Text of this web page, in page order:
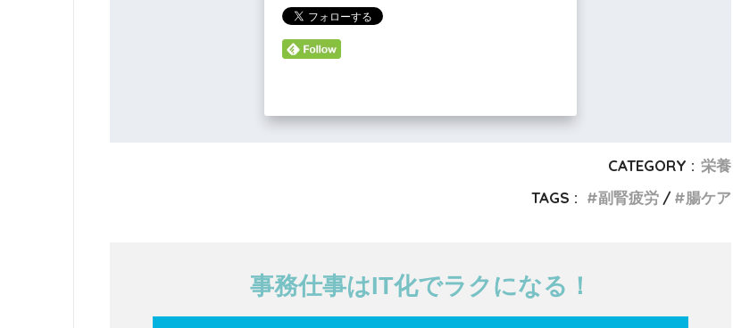
CATEGORY : 栄養
TAGS :
副腎疲労 腸ケア
事務仕事はIT化でラクになる！